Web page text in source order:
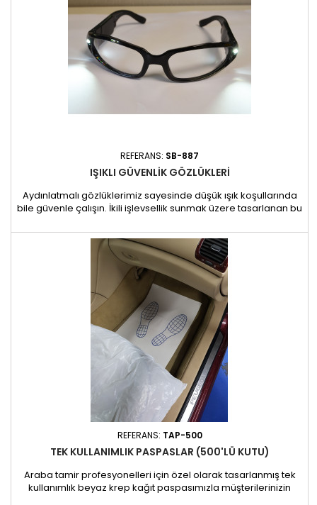
REFERANS: SB-887
IŞIKLI GÜVENLIK GÖZLÜKLERI
Aydınlatmalı gözlüklerimiz sayesinde düşük ışık koşullarında
bile güvenle çalışın. İkili işlevsellik sunmak üzere tasarlanan bu
şekilde korurken, şakakların her iki tarafında güçlü, gizli LED
aydınlatma içerir. Aydınlatmanın yetersiz olduğu ortamlar için
ideal olan bu gözlükler net,...
REFERANS: TAP-500
TEK KULLANIMLIK PASPASLAR (500'LÜ KUTU)
Araba tamir profesyonelleri için özel olarak tasarlanmış tek
kullanımlık beyaz krep kağıt paspasımızla müşterilerinizin